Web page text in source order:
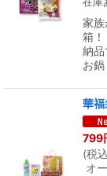
家
箱
納
お
華福
799
(税込
オ